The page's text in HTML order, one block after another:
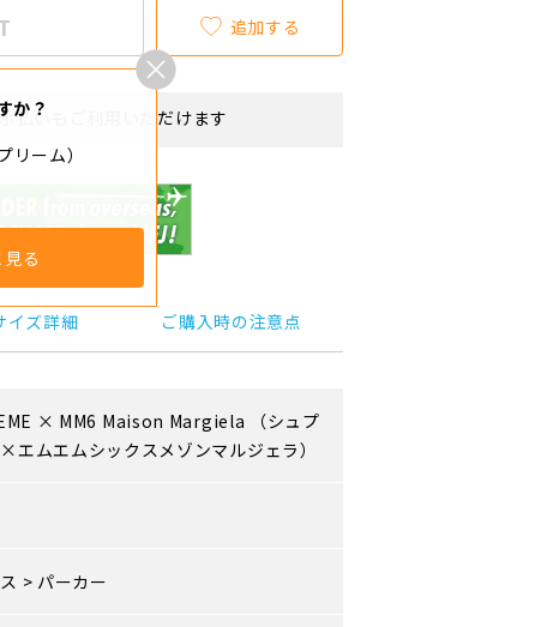
か？
ーム）
る
追加する
払いもご利用いただけます
イズ詳細 ご購入時の注意点
× MM6 Maison Margiela （シュプ
エムエムシックスメゾンマルジェラ）
> パーカー